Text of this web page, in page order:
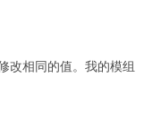
改相同的值。我的模组